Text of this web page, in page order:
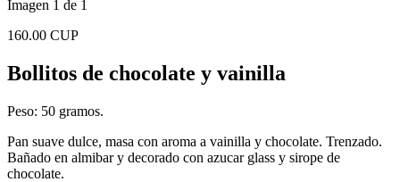
Imagen 1 de 1
160.00 CUP
Bollitos de chocolate y vainilla
Peso: 50 gramos.
Pan suave dulce, masa con aroma a vainilla y chocolate. Trenzado.
Bañado en almibar y decorado con azucar glass y sirope de
chocolate.